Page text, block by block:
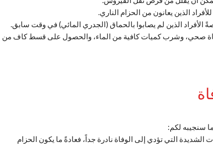
الذين يعانون من الحزام الناري.
الأفراد الذين لم يصابوا بالحماق (الجدري المائي) في وقت سابق.
صحي، وشرب كميات كافية من الماء، والحصول على قسط كاف من
سنجيبه لكم:
التي تؤدي إلى الوفاة نادرة جداً، فعادةً ما يكون الحزام